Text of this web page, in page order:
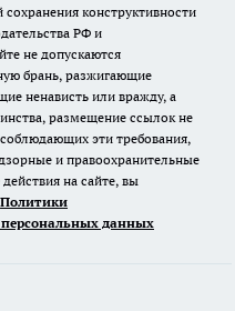
конструктивности
РФ и
не допускаются
брань, разжигающие
ненависть или вражду, а
размещение ссылок не
эти требования,
и правоохранительные
на сайте, вы
Политики
данных